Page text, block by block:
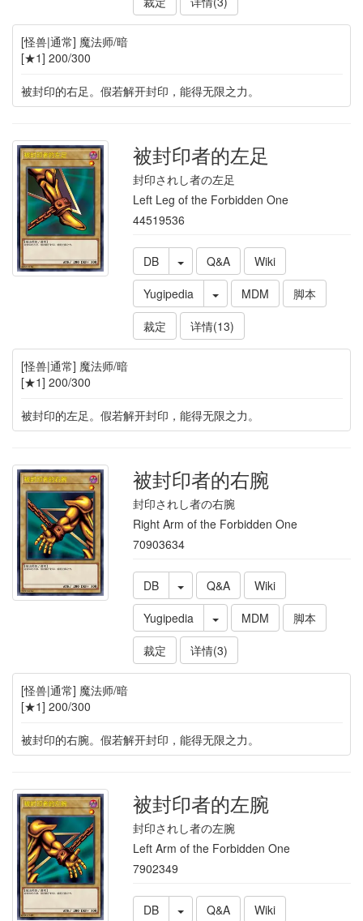
[怪兽|通常] 魔法师/暗
[★1] 200/300
被封印的右足。假若解开封印，能得无限之力。
被封印者的左足
封印されし者の左足
Left Leg of the Forbidden One
44519536
DB Q&A
Wiki
Yugipedia
MDM
脚本
裁定
详情(13)
[怪兽|通常] 魔法师/暗
[★1] 200/300
被封印的左足。假若解开封印，能得无限之力。
被封印者的右腕
封印されし者の右腕
Right Arm of the Forbidden One
70903634
DB Q&A
Wiki
Yugipedia
MDM
脚本
裁定
详情(3)
[怪兽|通常] 魔法师/暗
[★1] 200/300
被封印的右腕。假若解开封印，能得无限之力。
被封印者的左腕
封印されし者の左腕
Left Arm of the Forbidden One
7902349
DB Q&A
Wiki